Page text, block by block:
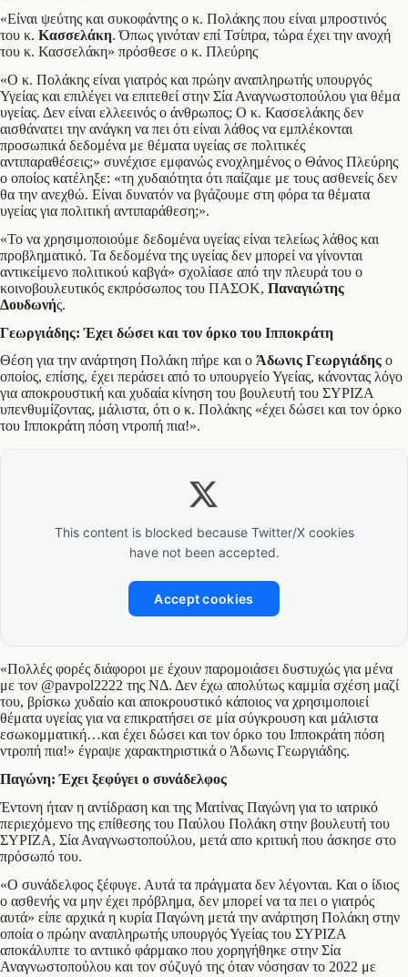
«Είναι ψεύτης και συκοφάντης ο κ. Πολάκης που είναι μπροστινός
του κ. Κασσελάκη. Όπως γινόταν επί Τσίπρα, τώρα έχει την ανοχή
του κ. Κασσελάκη» πρόσθεσε ο κ. Πλεύρης
«Ο κ. Πολάκης είναι γιατρός και πρώην αναπληρωτής υπουργός
Υγείας και επιλέγει να επιτεθεί στην Σία Αναγνωστοπούλου για θέμα
υγείας. Δεν είναι ελλεεινός ο άνθρωπος; Ο κ. Κασσελάκης δεν
αισθάνατει την ανάγκη να πει ότι είναι λάθος να εμπλέκονται
προσωπικά δεδομένα με θέματα υγείας σε πολιτικές
αντιπαραθέσεις;» συνέχισε εμφανώς ενοχλημένος ο Θάνος Πλεύρης
ο οποίος κατέληξε: «τη χυδαιότητα ότι παίζαμε με τους ασθενείς δεν
θα την ανεχθώ. Είναι δυνατόν να βγάζουμε στη φόρα τα θέματα
υγείας για πολιτική αντιπαράθεση;».
«Το να χρησιμοποιούμε δεδομένα υγείας είναι τελείως λάθος και
προβληματικό. Τα δεδομένα της υγείας δεν μπορεί να γίνονται
αντικείμενο πολιτικού καβγά» σχολίασε από την πλευρά του ο
κοινοβουλευτικός εκπρόσωπος του ΠΑΣΟΚ, Παναγιώτης
Δουδωνής.
Γεωργιάδης: Έχει δώσει και τον όρκο του Ιπποκράτη
Θέση για την ανάρτηση Πολάκη πήρε και ο Άδωνις Γεωργιάδης ο
οποίος, επίσης, έχει περάσει από το υπουργείο Υγείας, κάνοντας λόγο
για αποκρουστική και χυδαία κίνηση του βουλευτή του ΣΥΡΙΖΑ
υπενθυμίζοντας, μάλιστα, ότι ο κ. Πολάκης «έχει δώσει και τον όρκο
του Ιπποκράτη πόση ντροπή πια!».
This content is blocked because Twitter/X cookies
have not been accepted.
Accept cookies
«Πολλές φορές διάφοροι με έχουν παρομοιάσει δυστυχώς για μένα
με τον @pavpol2222 της ΝΔ. Δεν έχω απολύτως καμμία σχέση μαζί
του, βρίσκω χυδαίο και αποκρουστικό κάποιος να χρησιμοποιεί
θέματα υγείας για να επικρατήσει σε μία σύγκρουση και μάλιστα
εσωκομματική…και έχει δώσει και τον όρκο του Ιπποκράτη πόση
ντροπή πια!» έγραψε χαρακτηριστικά ο Άδωνις Γεωργιάδης.
Παγώνη: Έχει ξεφύγει ο συνάδελφος
Έντονη ήταν η αντίδραση και της Ματίνας Παγώνη για το ιατρικό
περιεχόμενο της επίθεσης του Παύλου Πολάκη στην βουλευτή του
ΣΥΡΙΖΑ, Σία Αναγνωστοπούλου, μετά απο κριτική που άσκησε στο
πρόσωπό του.
«Ο συνάδελφος ξέφυγε. Αυτά τα πράγματα δεν λέγονται. Και ο ίδιος
ο ασθενής να μην έχει πρόβλημα, δεν μπορεί να τα πει ο γιατρός
αυτά» είπε αρχικά η κυρία Παγώνη μετά την ανάρτηση Πολάκη στην
οποία ο πρώην αναπληρωτής υπουργός Υγείας του ΣΥΡΙΖΑ
αποκάλυπτε το αντιικό φάρμακο που χορηγήθηκε στην Σία
Αναγνωστοπούλου και τον σύζυγό της όταν νόσησαν το 2022 με